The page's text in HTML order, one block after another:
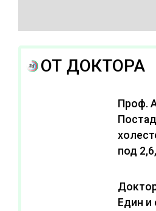
ОТ ДОКТОРА
Проф.
под
се
Един и